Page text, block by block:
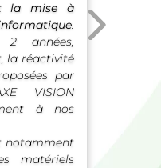
la mise à
.
années,
la réactivité
par
VISION
à nos
notamment
matériels